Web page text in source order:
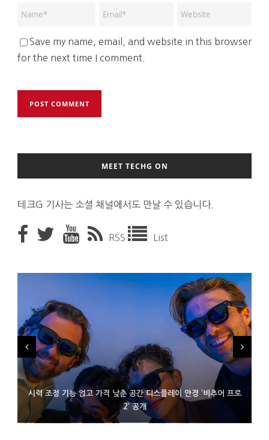
Save my name, email, and website in this browser
for the next time I comment.
MEET TECHG ON
테크G 기사는 소셜 채널에서도 만날 수 있습니다.
RSS List
시력 조정 기능 얹고 가격 낮춘 공간 디스플레이 안경 ‘비추어 프로
2’ 공개
D램 부족에 10억달러어치 아이폰18 프로세서 패키징 대기 중
300~400달러 반지형 스피커 준비하는 오픈AI